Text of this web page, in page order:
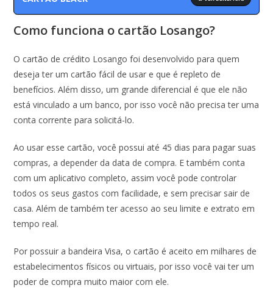
Como funciona o cartão Losango?
O cartão de crédito Losango foi desenvolvido para quem
deseja ter um cartão fácil de usar e que é repleto de
benefícios. Além disso, um grande diferencial é que ele não
está vinculado a um banco, por isso você não precisa ter uma
conta corrente para solicitá-lo.
Ao usar esse cartão, você possui até 45 dias para pagar suas
compras, a depender da data de compra. E também conta
com um aplicativo completo, assim você pode controlar
todos os seus gastos com facilidade, e sem precisar sair de
casa. Além de também ter acesso ao seu limite e extrato em
tempo real.
Por possuir a bandeira Visa, o cartão é aceito em milhares de
estabelecimentos físicos ou virtuais, por isso você vai ter um
poder de compra muito maior com ele.